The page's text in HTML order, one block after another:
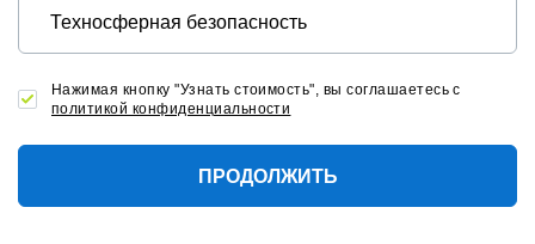
Нажимая кнопку "Узнать стоимость", вы соглашаетесь с